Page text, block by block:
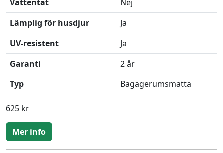
Vattentät
Nej
Lämplig för husdjur
Ja
UV-resistent
Ja
Garanti
2 år
Typ
Bagagerumsmatta
625 kr
Mer info